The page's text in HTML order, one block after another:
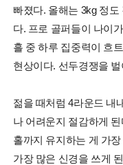
빠졌다. 올해는 3kg 정
다. 프로 골퍼들이 나이
흘 중 하루 집중력이 흐
현상이다. 선두경쟁을
젊을 때처럼 4라운드 내
나 어려운지 절감하게
홀까지 유지하는 게 가
가장 많은 신경을 쓰게